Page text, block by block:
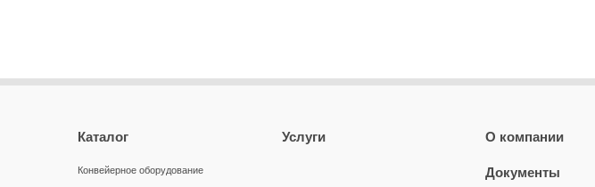
Каталог
Конвейерное оборудование
Услуги О компании
Документы